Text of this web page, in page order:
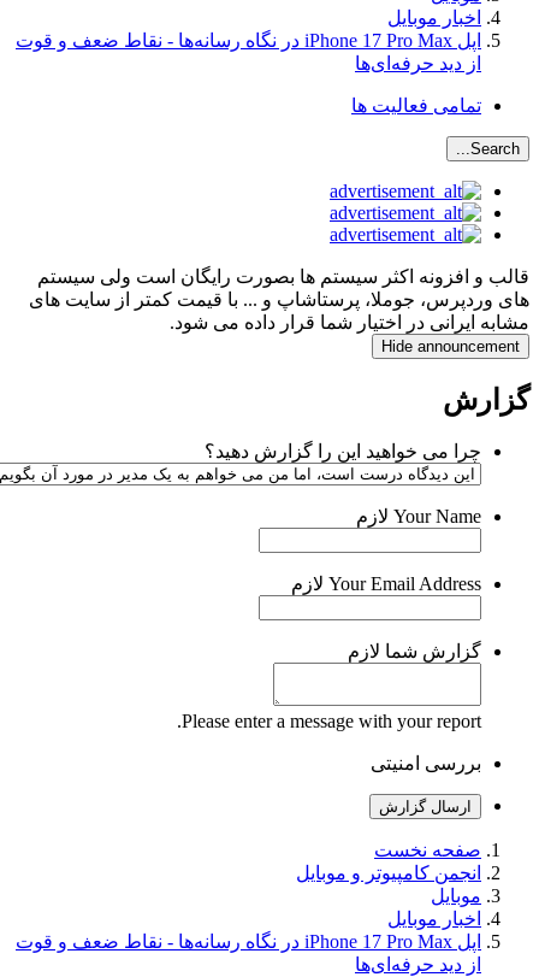
اخبار موبایل
اپل iPhone 17 Pro Max در نگاه رسانه‌ها - نقاط ضعف و قوت
از دید حرفه‌ای‌ها
تمامی فعالیت ها
و افزونه اکثر سیستم ها بصورت رایگان است ولی سیستم
وردپرس، جوملا، پرستاشاپ و ... با قیمت کمتر از سایت های
ایرانی در اختیار شما قرار داده می شود.
Hide
چرا می خواهید این را گزارش دهید؟
Your Name لازم
Your Email Address لازم
گزارش شما لازم
Please enter a message with your report.
بررسی امنیتی
ارسال گزارش
صفحه نخست
انجمن کامپیوتر و موبایل
موبایل
اخبار موبایل
اپل iPhone 17 Pro Max در نگاه رسانه‌ها - نقاط ضعف و قوت
از دید حرفه‌ای‌ها